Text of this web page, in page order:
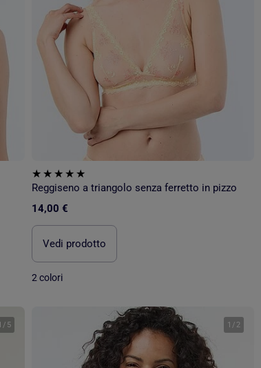
Reggiseno a triangolo senza ferretto in pizzo
14,00 €
Vedi prodotto
2 colori
/ 5 1 / 2